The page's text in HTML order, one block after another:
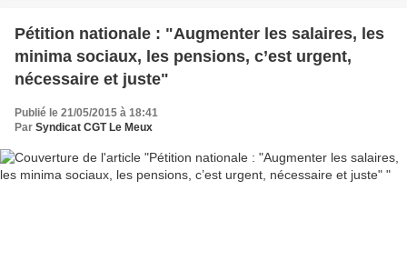
Pétition nationale : "Augmenter les salaires, les
minima sociaux, les pensions, c’est urgent,
nécessaire et juste"
Publié le 21/05/2015 à 18:41
Par Syndicat CGT Le Meux